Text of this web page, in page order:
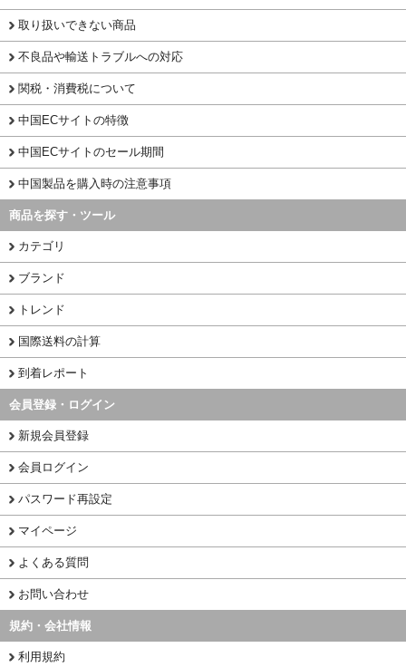
取り扱いできない商品
不良品や輸送トラブルへの対応
関税・消費税について
中国ECサイトの特徴
中国ECサイトのセール期間
中国製品を購入時の注意事項
商品を探す・ツール
カテゴリ
ブランド
トレンド
国際送料の計算
到着レポート
会員登録・ログイン
新規会員登録
会員ログイン
パスワード再設定
マイページ
よくある質問
お問い合わせ
規約・会社情報
利用規約